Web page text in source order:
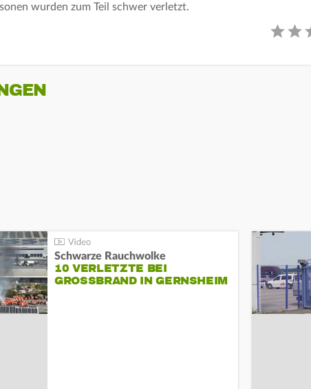
wurden zum Teil schwer verletzt.
Schwarze Rauchwolke
10 VERLETZTE BEI
GROSSBRAND IN GERNSHEIM